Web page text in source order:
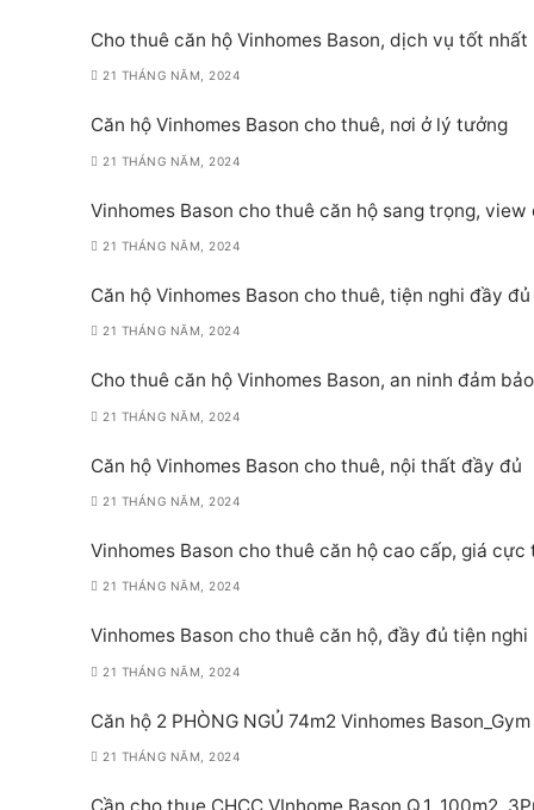
Cho thuê căn hộ Vinhomes Bason, dịch vụ tốt nhất
21 THÁNG NĂM, 2024
Căn hộ Vinhomes Bason cho thuê, nơi ở lý tưởng
21 THÁNG NĂM, 2024
Vinhomes Bason cho thuê căn hộ sang trọng, view
21 THÁNG NĂM, 2024
Căn hộ Vinhomes Bason cho thuê, tiện nghi đầy đủ
21 THÁNG NĂM, 2024
Cho thuê căn hộ Vinhomes Bason, an ninh đảm bảo
21 THÁNG NĂM, 2024
Căn hộ Vinhomes Bason cho thuê, nội thất đầy đủ
21 THÁNG NĂM, 2024
Vinhomes Bason cho thuê căn hộ cao cấp, giá cực
21 THÁNG NĂM, 2024
Vinhomes Bason cho thuê căn hộ, đầy đủ tiện nghi
21 THÁNG NĂM, 2024
Căn hộ 2 PHÒNG NGỦ 74m2 Vinhomes
21 THÁNG NĂM, 2024